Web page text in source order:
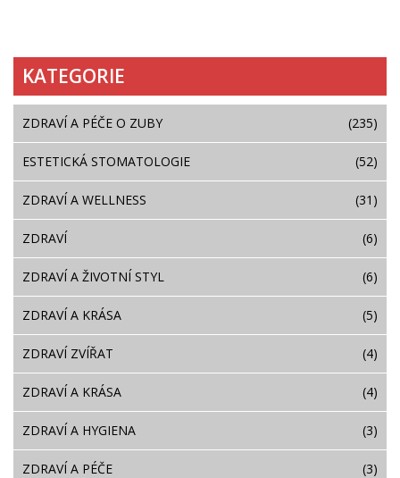
KATEGORIE
ZDRAVÍ A PÉČE O ZUBY (235)
ESTETICKÁ STOMATOLOGIE (52)
ZDRAVÍ A WELLNESS (31)
ZDRAVÍ (6)
ZDRAVÍ A ŽIVOTNÍ STYL (6)
ZDRAVÍ A KRÁSA (5)
ZDRAVÍ ZVÍŘAT (4)
ZDRAVÍ A KRÁSA (4)
ZDRAVÍ A HYGIENA (3)
ZDRAVÍ A PÉČE (3)